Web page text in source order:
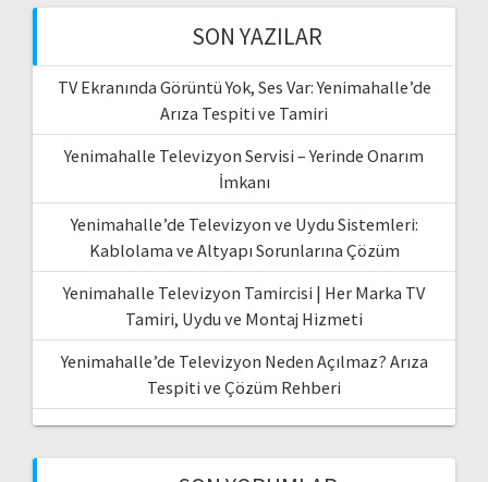
SON YAZILAR
TV Ekranında Görüntü Yok, Ses Var: Yenimahalle’de
Arıza Tespiti ve Tamiri
Yenimahalle Televizyon Servisi – Yerinde Onarım
İmkanı
Yenimahalle’de Televizyon ve Uydu Sistemleri:
Kablolama ve Altyapı Sorunlarına Çözüm
Yenimahalle Televizyon Tamircisi | Her Marka TV
Tamiri, Uydu ve Montaj Hizmeti
Yenimahalle’de Televizyon Neden Açılmaz? Arıza
Tespiti ve Çözüm Rehberi